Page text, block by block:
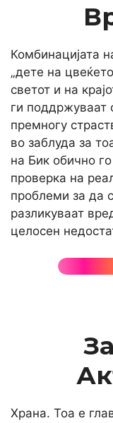
Комбинацијата
„дете на
светот и на
ги поддржуваат
премногу
во заблуда за
на Бик обично
проверка на
проблеми за да
разликуваат
целосен
Храна. Тоа е